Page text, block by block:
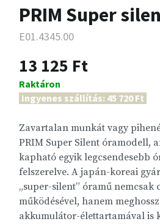
PRIM Super
E01.4345.00
13 125 Ft
Raktáron
Ingyenes szállítás: 45 720 Ft
Zavartalan munkát vagy
PRIM Super Silent óramodell,
kapható egyik legcsendesebb
felszerelve. A japán-koreai
„super-silent” óramű nemcsak
működésével, hanem
akkumulátor-élettartamával is